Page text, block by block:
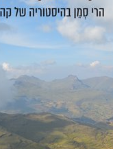
סמן (סימיאן) -
(סימיאן) – מקור המעיין של